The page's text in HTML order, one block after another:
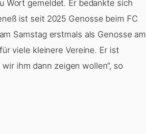
Wort gemeldet. Er bedankte sich
ist seit 2025 Genosse beim FC
Samstag erstmals als Genosse am
viele kleinere Vereine. Er ist
ihm dann zeigen wollen“, so